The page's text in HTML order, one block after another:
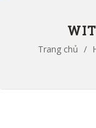
Trang chủ /